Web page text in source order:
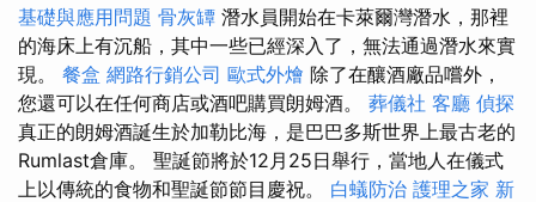
基礎與應用問題 骨灰罈 潛水員開始在卡萊爾灣潛水，那裡
的海床上有沉船，其中一些已經深入了，無法通過潛水來實
現。 餐盒 網路行銷公司 歐式外燴 除了在釀酒廠品嚐外，
您還可以在任何商店或酒吧購買朗姆酒。 葬儀社 客廳 偵探
真正的朗姆酒誕生於加勒比海，是巴巴多斯世界上最古老的
Rumlast倉庫。 聖誕節將於12月25日舉行，當地人在儀式
上以傳統的食物和聖誕節節目慶祝。 白蟻防治 護理之家 新